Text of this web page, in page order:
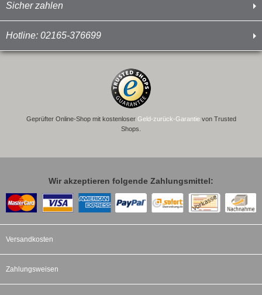
Sicher zahlen
Hotline: 02165-376699
Geprüfter Online-Shop mit kostenloser Geld-zurück-Garantievon Trusted
Shops.
Wir akzeptieren folgende Zahlungsmittel:
Versandkosten
Zahlungsweisen